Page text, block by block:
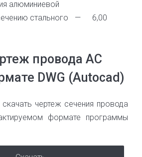
алюминиевой
стального
— 6,00
провода АС
DWG (Autocad)
чертеж сечения провода
формате программы